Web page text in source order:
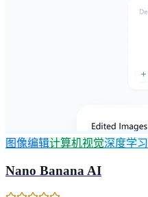
图像编辑计算机视觉深度学习
Nano Banana AI